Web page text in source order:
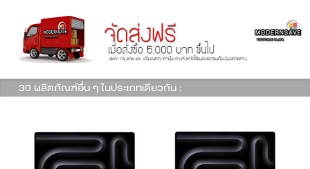
30 ผลิตภัณฑ์อื่น ๆ ในประเภทเดียวกัน :